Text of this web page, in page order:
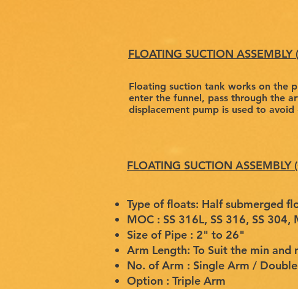
Floating suction tank works on the
enter the funnel, pass through the
displacement pump is used to avoid
FLOATING SUCTION
FLOATING SUCTION
Type of floats: Half submerged
MOC : SS 316L, SS 316, SS
Size of Pipe : 2" to 26"
Arm Length: To Suit the min and
No. of Arm : Single Arm /
Option : Triple Arm